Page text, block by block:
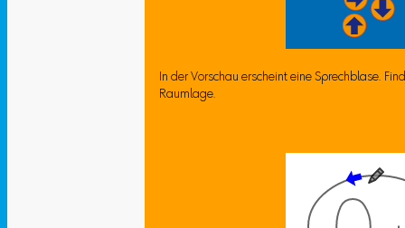
In der Vorschau erscheint eine Sprechblase.
Raumlage.